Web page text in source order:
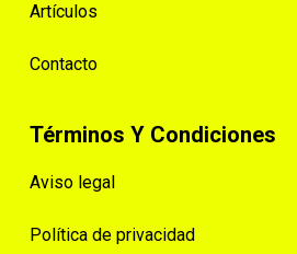
Artículos
Contacto
Términos Y Condiciones
Aviso legal
Política de privacidad